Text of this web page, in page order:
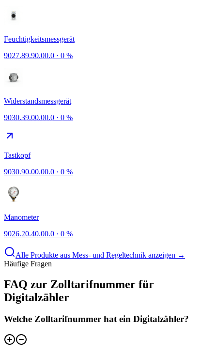
Feuchtigkeitsmessgerät
9027.89.90.00.0 · 0 %
Widerstandsmessgerät
9030.39.00.00.0 · 0 %
Tastkopf
9030.90.00.00.0 · 0 %
Manometer
9026.20.40.00.0 · 0 %
Alle Produkte aus Mess- und Regeltechnik anzeigen →
Häufige Fragen
FAQ zur Zolltarifnummer für
Digitalzähler
Welche Zolltarifnummer hat ein Digitalzähler?